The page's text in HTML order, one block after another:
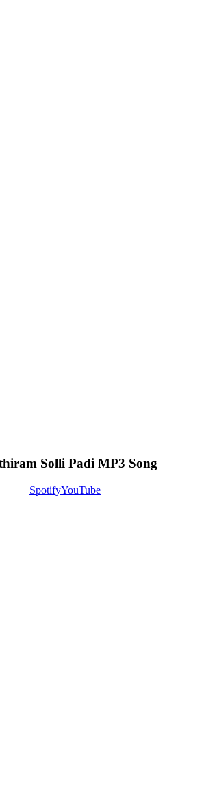
Solli Padi MP3 Song
SpotifyYouTube